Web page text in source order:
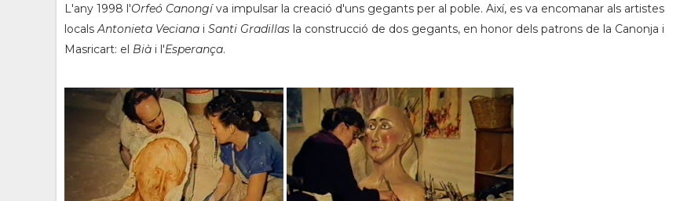
L'any 1998 l'Orfeó Canongíva impulsar la creació d'uns gegants per al poble. Així, es va encomanar als artistes
localsAntonieta Veciana i Santi Gradillas la construcció de dos gegants, en honor dels patrons de la Canonja i
Masricart: el Bià i l'Esperança.